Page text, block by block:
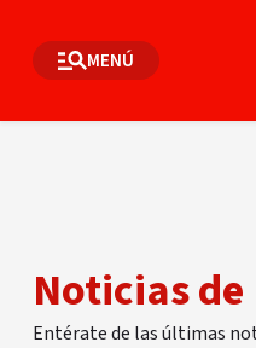
MENÚ
Noticias de
Entérate de las últimas